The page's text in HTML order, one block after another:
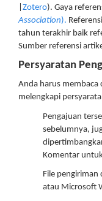
Zotero). Gaya
Association).
tahun terakhir baik
Sumber referensi
Persyaratan
Anda harus membaca
melengkapi
Pengajuan
sebelumnya,
Komentar
File
atau Microsoft